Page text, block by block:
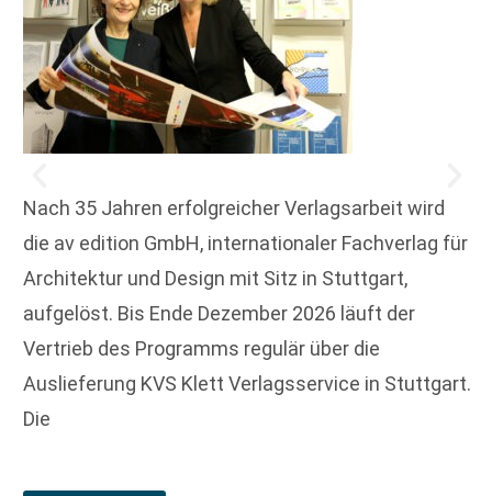
Nach 35 Jahren erfolgreicher Verlagsarbeit wird
die av edition GmbH, internationaler Fachverlag für
Architektur und Design mit Sitz in Stuttgart,
aufgelöst. Bis Ende Dezember 2026 läuft der
Vertrieb des Programms regulär über die
Auslieferung KVS Klett Verlagsservice in Stuttgart.
Die